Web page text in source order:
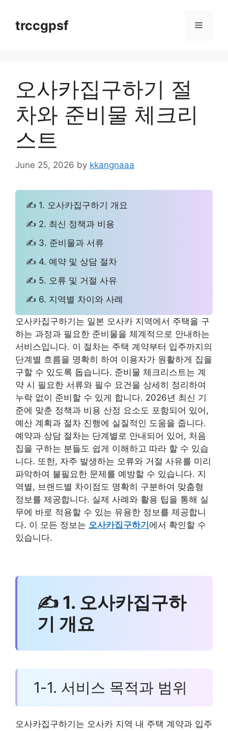
contenttrccgpsf Menu
오사카집구하기 절
차와 준비물 체크리
스트
June 25, 2026 by kkangnaaa
✍ 1. 오사카집구하기 개요
✍ 2. 최신 정책과 비용
✍ 3. 준비물과 서류
✍ 4. 예약 및 상담 절차
✍ 5. 오류 및 거절 사유
✍ 6. 지역별 차이와 사례
오사카집구하기는 일본 오사카 지역에서 주택을 구
하는 과정과 필요한 준비물을 체계적으로 안내하는
서비스입니다. 이 절차는 주택 계약부터 입주까지의
단계별 흐름을 명확히 하여 이용자가 원활하게 집을
구할 수 있도록 돕습니다. 준비물 체크리스트는 계
약 시 필요한 서류와 필수 요건을 상세히 정리하여
누락 없이 준비할 수 있게 합니다. 2026년 최신 기
준에 맞춘 정책과 비용 산정 요소도 포함되어 있어,
예산 계획과 절차 진행에 실질적인 도움을 줍니다.
예약과 상담 절차는 단계별로 안내되어 있어, 처음
집을 구하는 분들도 쉽게 이해하고 따라 할 수 있습
니다. 또한, 자주 발생하는 오류와 거절 사유를 미리
파악하여 불필요한 문제를 예방할 수 있습니다. 지
역별, 브랜드별 차이점도 명확히 구분하여 맞춤형
정보를 제공합니다. 실제 사례와 활용 팁을 통해 실
무에 바로 적용할 수 있는 유용한 정보를 제공합니
다. 이 모든 정보는 오사카집구하기 에서 확인할 수
있습니다.
✍ 1. 오사카집구하
기 개요
1-1. 서비스 목적과 범위
오사카집구하기는 오사카 지역 내 주택 계약과 입주